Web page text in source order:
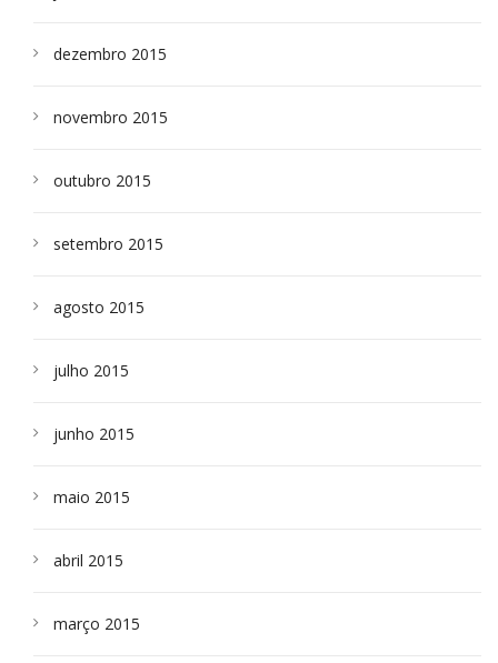
dezembro 2015
novembro 2015
outubro 2015
setembro 2015
agosto 2015
julho 2015
junho 2015
maio 2015
abril 2015
março 2015